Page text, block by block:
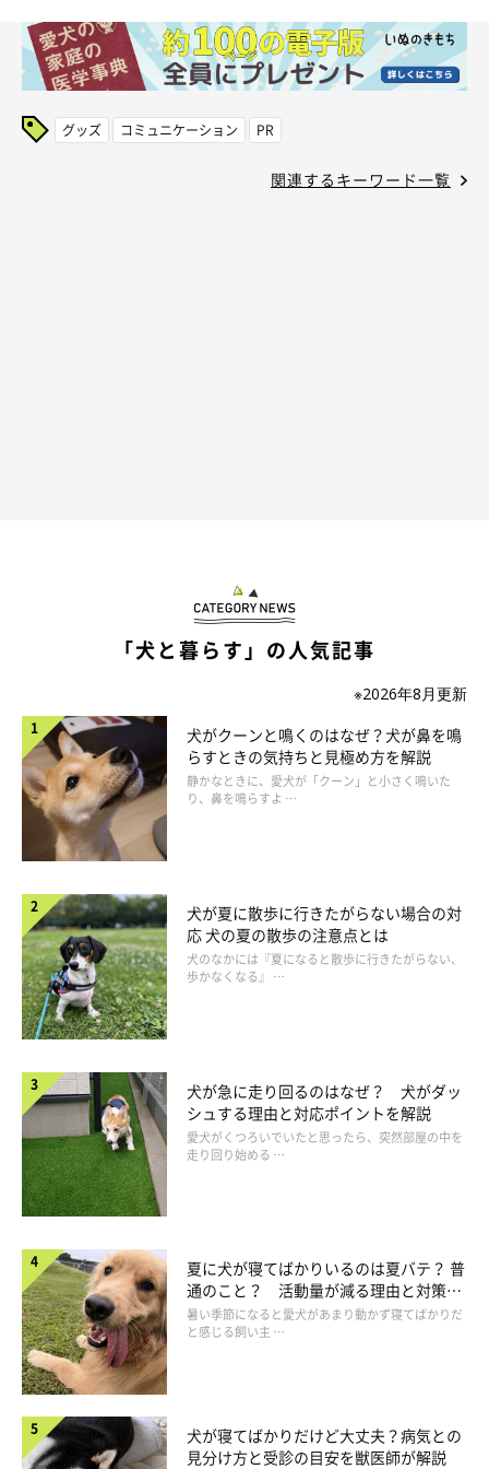
グッズ コミュニケーション PR
関連するキーワード一覧
「犬と暮らす」の人気記事
※2026年8月更新
犬がクーンと鳴くのはなぜ？犬が鼻を鳴
らすときの気持ちと見極め方を解説
静かなときに、愛犬が「クーン」と小さく鳴いた
り、鼻を鳴らすよ …
犬が夏に散歩に行きたがらない場合の対
応 犬の夏の散歩の注意点とは
犬のなかには『夏になると散歩に行きたがらない、
歩かなくなる』 …
犬が急に走り回るのはなぜ？ 犬がダッ
シュする理由と対応ポイントを解説
愛犬がくつろいでいたと思ったら、突然部屋の中を
走り回り始める …
夏に犬が寝てばかりいるのは夏バテ？ 普
通のこと？ 活動量が減る理由と対策と
は
暑い季節になると愛犬があまり動かず寝てばかりだ
と感じる飼い主 …
犬が寝てばかりだけど大丈夫？病気との
見分け方と受診の目安を獣医師が解説